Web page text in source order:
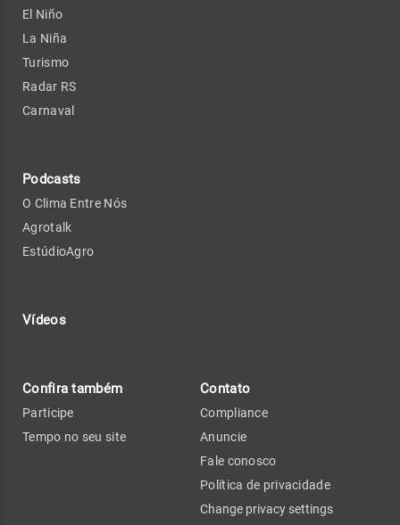
El Niño
La Niña
Turismo
Radar RS
Carnaval
Podcasts
O Clima Entre Nós
Agrotalk
EstúdioAgro
Vídeos
Confira também
Participe
Tempo no seu site
Contato
Compliance
Anuncie
Fale conosco
Política de privacidade
Change privacy settings